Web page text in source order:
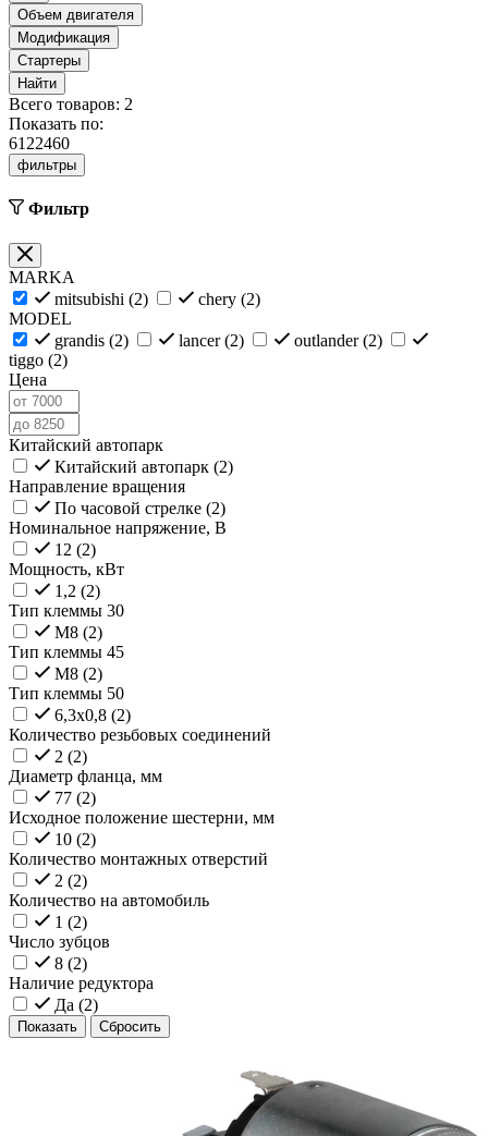
Объем двигателя
Модификация
Стартеры
Найти
Всего товаров: 2
Показать по:
6122460
фильтры
Фильтр
MARKA
mitsubishi (2) chery (2)
MODEL
grandis (2) lancer (2) outlander (2)
tiggo (2)
Цена
Китайский автопарк
Китайский автопарк (2)
Направление вращения
По часовой стрелке (2)
Номинальное напряжение, В
12 (2)
Мощность, кВт
1,2 (2)
Тип клеммы 30
M8 (2)
Тип клеммы 45
M8 (2)
Тип клеммы 50
6,3x0,8 (2)
Количество резьбовых соединений
2 (2)
Диаметр фланца, мм
77 (2)
Исходное положение шестерни, мм
10 (2)
Количество монтажных отверстий
2 (2)
Количество на автомобиль
1 (2)
Число зубцов
8 (2)
Наличие редуктора
Да (2)